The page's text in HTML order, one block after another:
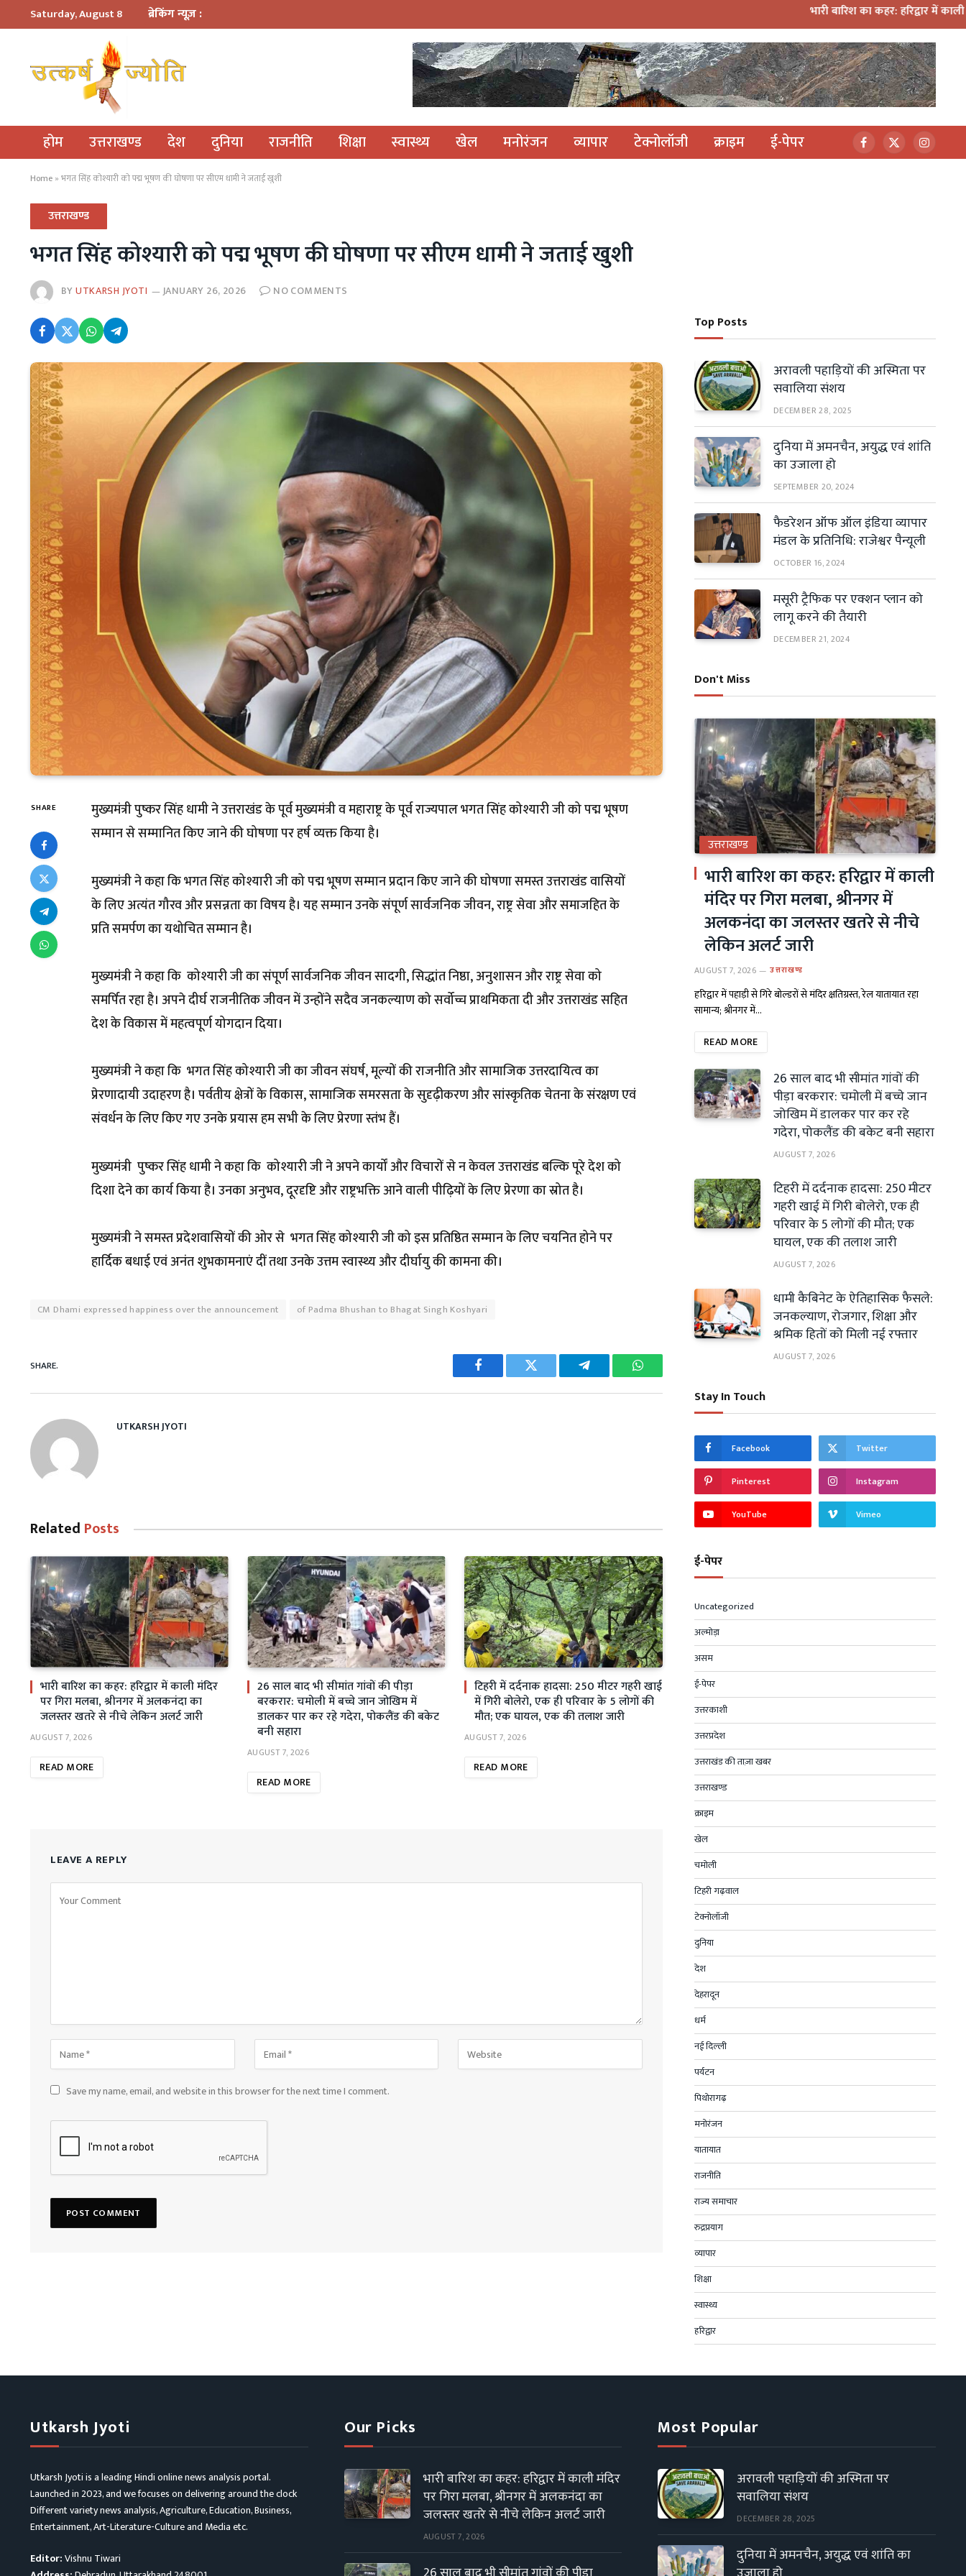
Saturday, August 8 ब्रेकिंग न्यूज़ : भारी बारिश का कहर: हरिद्वार में काली मंदिर पर
होम उत्तराखण्ड देश दुनिया राजनीति शिक्षा स्वास्थ्य खेल मनोरंजन व्यापार टेक्नोलॉजी क्राइम ई-पेपर Facebook
X
(Twitter)
Home » भगत सिंह कोश्यारी को पद्म भूषण की घोषणा पर सीएम धामी ने जताई खुशी
उत्तराखण्ड
भगत सिंह कोश्यारी को पद्म भूषण की घोषणा पर सीएम धामी ने जताई खुशी
BYUTKARSH JYOTI JANUARY 26, 2026 NO COMMENTS
SHARE
मुख्यमंत्री पुष्कर सिंह धामी ने उत्तराखंड के पूर्व मुख्यमंत्री व महाराष्ट्र के पूर्व राज्यपाल भगत सिंह कोश्यारी जी को पद्म भूषण
सम्मान से सम्मानित किए जाने की घोषणा पर हर्ष व्यक्त किया है।
मुख्यमंत्री ने कहा कि भगत सिंह कोश्यारी जी को पद्म भूषण सम्मान प्रदान किए जाने की घोषणा समस्त उत्तराखंड वासियों
के लिए अत्यंत गौरव और प्रसन्नता का विषय है। यह सम्मान उनके संपूर्ण सार्वजनिक जीवन, राष्ट्र सेवा और समाजहित के
प्रति समर्पण का यथोचित सम्मान है।
मुख्यमंत्री ने कहा कि कोश्यारी जी का संपूर्ण सार्वजनिक जीवन सादगी, सिद्धांत निष्ठा, अनुशासन और राष्ट्र सेवा को
समर्पित रहा है। अपने दीर्घ राजनीतिक जीवन में उन्होंने सदैव जनकल्याण को सर्वोच्च प्राथमिकता दी और उत्तराखंड सहित
देश के विकास में महत्वपूर्ण योगदान दिया।
मुख्यमंत्री ने कहा कि भगत सिंह कोश्यारी जी का जीवन संघर्ष, मूल्यों की राजनीति और सामाजिक उत्तरदायित्व का
प्रेरणादायी उदाहरण है। पर्वतीय क्षेत्रों के विकास, सामाजिक समरसता के सुदृढ़ीकरण और सांस्कृतिक चेतना के संरक्षण एवं
संवर्धन के लिए किए गए उनके प्रयास हम सभी के लिए प्रेरणा स्तंभ हैं।
मुख्यमंत्री पुष्कर सिंह धामी ने कहा कि कोश्यारी जी ने अपने कार्यों और विचारों से न केवल उत्तराखंड बल्कि पूरे देश को
दिशा देने का कार्य किया है। उनका अनुभव, दूरदृष्टि और राष्ट्रभक्ति आने वाली पीढ़ियों के लिए प्रेरणा का स्रोत है।
मुख्यमंत्री ने समस्त प्रदेशवासियों की ओर से भगत सिंह कोश्यारी जी को इस प्रतिष्ठित सम्मान के लिए चयनित होने पर
हार्दिक बधाई एवं अनंत शुभकामनाएं दीं तथा उनके उत्तम स्वास्थ्य और दीर्घायु की कामना की।
CM Dhami expressed happiness over the announcement of Padma Bhushan to Bhagat Singh Koshyari
SHARE.
Facebook Twitter Telegram WhatsApp
UTKARSH JYOTI
Related Posts
भारी बारिश का कहर: हरिद्वार में काली मंदिर
पर गिरा मलबा, श्रीनगर में अलकनंदा का
जलस्तर खतरे से नीचे लेकिन अलर्ट जारी
AUGUST 7, 2026
READ MORE
26 साल बाद भी सीमांत गांवों की पीड़ा
बरकरार: चमोली में बच्चे जान जोखिम में
डालकर पार कर रहे गदेरा, पोकलैंड की बकेट
बनी सहारा
AUGUST 7, 2026
READ MORE
टिहरी में दर्दनाक हादसा: 250 मीटर गहरी खाई
में गिरी बोलेरो, एक ही परिवार के 5 लोगों की
मौत; एक घायल, एक की तलाश जारी
AUGUST 7, 2026
READ MORE
LEAVE A REPLY
Save my name, email, and website in this browser for the next time I comment.
Top Posts
अरावली पहाड़ियों की अस्मिता पर
सवालिया संशय
DECEMBER 28, 2025
दुनिया में अमनचैन, अयुद्ध एवं शांति
का उजाला हो
SEPTEMBER 20, 2024
फैडरेशन ऑफ ऑल इंडिया व्यापार
मंडल के प्रतिनिधि: राजेश्वर पैन्यूली
OCTOBER 16, 2024
मसूरी ट्रैफिक पर एक्शन प्लान को
लागू करने की तैयारी
DECEMBER 21, 2024
Don't Miss
उत्तराखण्ड
भारी बारिश का कहर: हरिद्वार में काली
मंदिर पर गिरा मलबा, श्रीनगर में
अलकनंदा का जलस्तर खतरे से नीचे
लेकिन अलर्ट जारी
AUGUST 7, 2026 उत्तराखण्ड
हरिद्वार में पहाड़ी से गिरे बोल्डरों से मंदिर क्षतिग्रस्त, रेल यातायात रहा
सामान्य; श्रीनगर में…
READ MORE
26 साल बाद भी सीमांत गांवों की
पीड़ा बरकरार: चमोली में बच्चे जान
जोखिम में डालकर पार कर रहे
गदेरा, पोकलैंड की बकेट बनी सहारा
AUGUST 7, 2026
टिहरी में दर्दनाक हादसा: 250 मीटर
गहरी खाई में गिरी बोलेरो, एक ही
परिवार के 5 लोगों की मौत; एक
घायल, एक की तलाश जारी
AUGUST 7, 2026
धामी कैबिनेट के ऐतिहासिक फैसले:
जनकल्याण, रोजगार, शिक्षा और
श्रमिक हितों को मिली नई रफ्तार
AUGUST 7, 2026
Stay In Touch
Facebook Twitter
Pinterest Instagram
YouTube Vimeo
ई-पेपर
Uncategorized
अल्मोड़ा
असम
ई-पेपर
उत्तरकाशी
उत्तरप्रदेश
उत्तराखंड की ताज़ा खबर
उत्तराखण्ड
क्राइम
खेल
चमोली
टिहरी गढ़वाल
टेक्नोलॉजी
दुनिया
देश
देहरादून
धर्म
नई दिल्ली
पर्यटन
पिथोरागढ़
मनोरंजन
यातायात
राजनीति
राज्य समाचार
रुद्रप्रयाग
व्यापार
शिक्षा
स्वास्थ्य
हरिद्वार
Utkarsh Jyoti
Utkarsh Jyoti is a leading Hindi online news analysis portal.
Launched in 2023, and we focuses on delivering around the clock
Different variety news analysis, Agriculture, Education, Business,
Entertainment, Art-Literature-Culture and Media etc.
Editor:Vishnu Tiwari
Our Picks
भारी बारिश का कहर: हरिद्वार में काली मंदिर
पर गिरा मलबा, श्रीनगर में अलकनंदा का
जलस्तर खतरे से नीचे लेकिन अलर्ट जारी
AUGUST 7, 2026
Most Popular
अरावली पहाड़ियों की अस्मिता पर
सवालिया संशय
DECEMBER 28, 2025
दुनिया में अमनचैन, अयुद्ध एवं शांति का